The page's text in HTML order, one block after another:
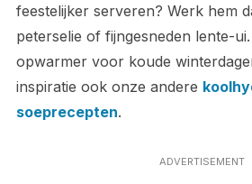
feestelijker serveren? Werk hem
peterselie of fijngesneden lente-
opwarmer voor koude
inspiratie ook onze andere
soeprecepten.
ADVERTISEMENT